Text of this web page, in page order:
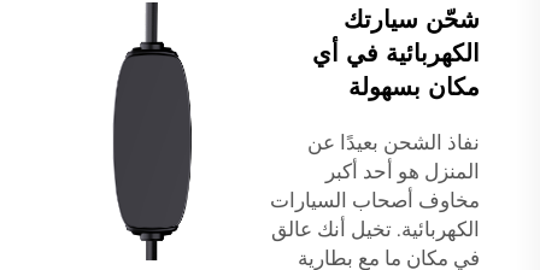
شحّن سيارتك
الكهربائية في أي
مكان بسهولة
نفاذ الشحن بعيدًا عن
المنزل هو أحد أكبر
مخاوف أصحاب السيارات
الكهربائية. تخيل أنك عالق
في مكان ما مع بطارية